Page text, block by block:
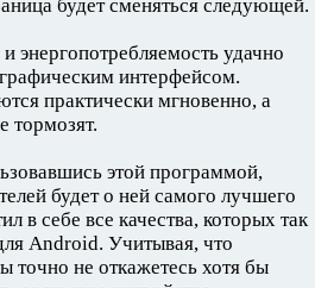
будет сменяться следующей.
энергопотребляемость удачно
интерфейсом.
практически мгновенно, а
тормозят.
этой программой,
будет о ней самого лучшего
в себе все качества, которых так
Android. Учитывая, что
точно не откажетесь хотя бы